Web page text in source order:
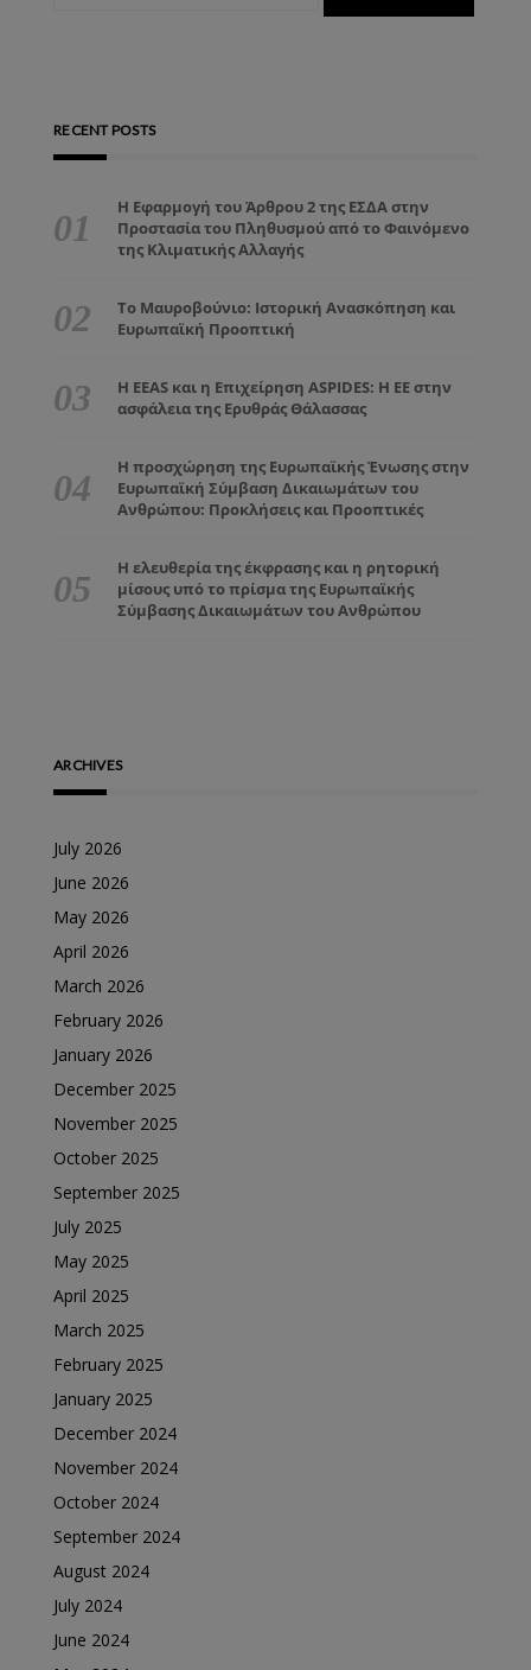
RECENT POSTS
Η Εφαρμογή του Άρθρου 2 της ΕΣΔΑ στην
Προστασία του Πληθυσμού από το Φαινόμενο
της Κλιματικής Αλλαγής
Το Μαυροβούνιο: Ιστορική Ανασκόπηση και
Ευρωπαϊκή Προοπτική
Η EEAS και η Επιχείρηση ASPIDES: Η ΕΕ στην
ασφάλεια της Ερυθράς Θάλασσας
Η προσχώρηση της Ευρωπαϊκής Ένωσης στην
Ευρωπαϊκή Σύμβαση Δικαιωμάτων του
Ανθρώπου: Προκλήσεις και Προοπτικές
Η ελευθερία της έκφρασης και η ρητορική
μίσους υπό το πρίσμα της Ευρωπαϊκής
Σύμβασης Δικαιωμάτων του Ανθρώπου
ARCHIVES
July 2026
June 2026
May 2026
April 2026
March 2026
February 2026
January 2026
December 2025
November 2025
October 2025
September 2025
July 2025
May 2025
April 2025
March 2025
February 2025
January 2025
December 2024
November 2024
October 2024
September 2024
August 2024
July 2024
June 2024